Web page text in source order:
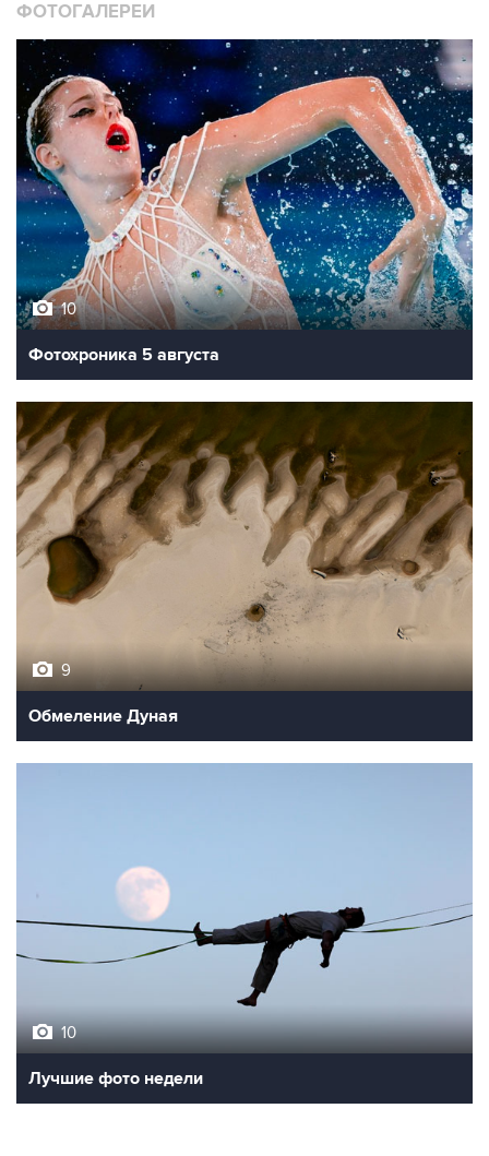
ФОТОГАЛЕРЕИ
10
Фотохроника 5 августа
9
Обмеление Дуная
10
Лучшие фото недели